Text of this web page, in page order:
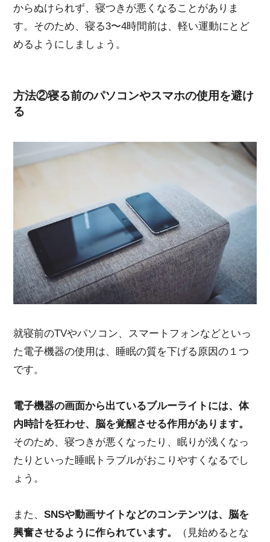
からぬけられず、寝つきが悪くなることがありま
す。そのため、寝る3〜4時間前は、軽い運動にとど
めるようにしましょう。
方法②寝る前のパソコンやスマホの使用を避け
る
就寝前のTVやパソコン、スマートフォンなどといっ
た電子機器の使用は、睡眠の質を下げる原因の１つ
です。
電子機器の画面から出ているブルーライトには、体
内時計を狂わせ、脳を覚醒させる作用があります。
そのため、寝つきが悪くなったり、眠りが浅くなっ
たりといった睡眠トラブルがおこりやすくなるでし
ょう。
また、SNSや動画サイトなどのコンテンツは、脳を
興奮させるように作られています。
（見始めるとな